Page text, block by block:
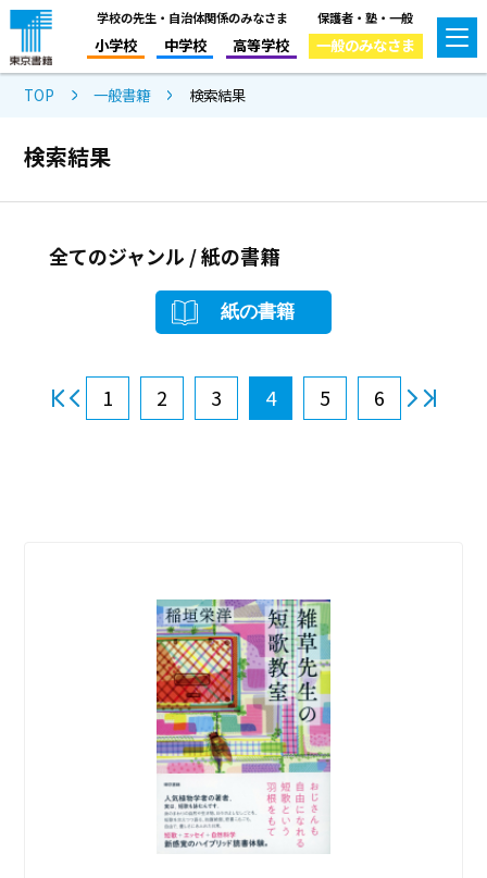
学校の先生・自治体関係のみなさま
小学校 中学校 高等学校
保護者・塾・一般
一般のみなさま
TOP 一般書籍 検索結果
検索結果
全てのジャンル / 紙の書籍
紙の書籍
1 2 3 4 5 6